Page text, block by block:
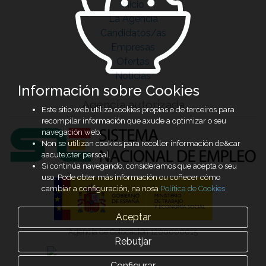
Inicio
La Agencia
Candidatos/as
Empresas
Ofertas
Noticias
Agencia autorizada
Agencia de Colocación 1200000015
Información sobre Cookies
Este sitio web utiliza cookies propias e de terceiros para
recompilar información que axude a optimizar o seu
navegación web.
Non se utilizan cookies para recoller información de&car
aacute;cter persoal.
Si continúa navegando, consideramos que acepta o seu
uso. Pode obter más información ou coñecer cómo
cambiar a configuración, na nosa Política de Cookies
Aceptar
Rebutjar